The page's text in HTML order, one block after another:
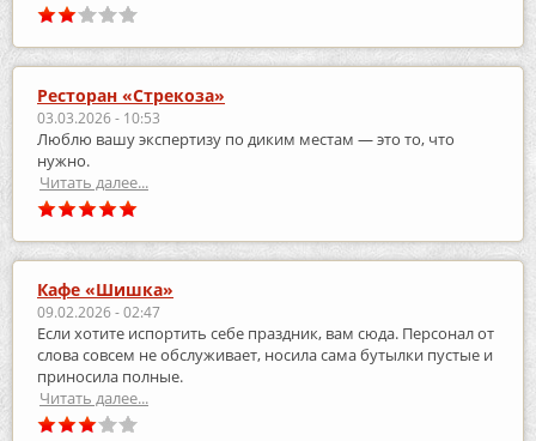
Ресторан «Стрекоза»
03.03.2026 - 10:53
Люблю вашу экспертизу по диким местам — это то, что
нужно.
Читать далее...
Кафе «Шишка»
09.02.2026 - 02:47
Если хотите испортить себе праздник, вам сюда. Персонал от
слова совсем не обслуживает, носила сама бутылки пустые и
приносила полные.
Читать далее...